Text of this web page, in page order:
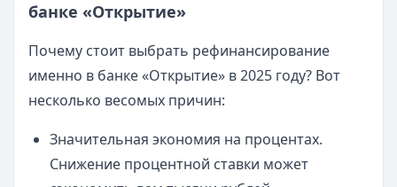
банке «Открытие»
Почему стоит выбрать рефинансирование
именно в банке «Открытие» в 2025 году? Вот
несколько весомых причин:
Значительная экономия на процентах.
Снижение процентной ставки может